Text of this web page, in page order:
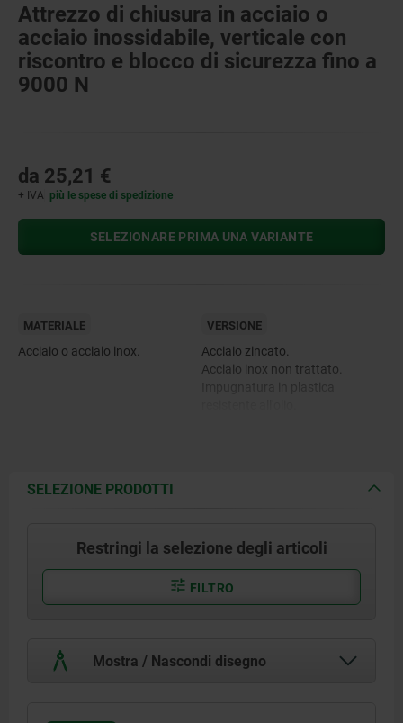
Attrezzo di chiusura in acciaio o
acciaio inossidabile, verticale con
riscontro e blocco di sicurezza fino a
9000 N
da 25,21 €
+ IVA più le spese di spedizione
SELEZIONARE PRIMA UNA VARIANTE
MATERIALE
Acciaio o acciaio inox.
VERSIONE
Acciaio zincato.
Acciaio inox non trattato.
SELEZIONE PRODOTTI
Restringi la selezione degli articoli
FILTRO
Mostra / Nascondi disegno